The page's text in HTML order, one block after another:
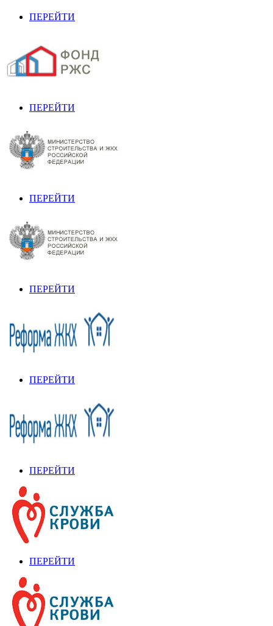
ПЕРЕЙТИ
ПЕРЕЙТИ
ПЕРЕЙТИ
ПЕРЕЙТИ
ПЕРЕЙТИ
ПЕРЕЙТИ
ПЕРЕЙТИ